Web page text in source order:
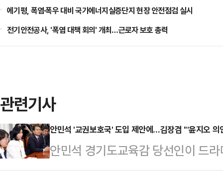
에기평, 폭염·폭우 대비 국가에너지실증단지 현장 안전점검 실시
전기안전공사, '폭염 대책 회의' 개최…근로자 보호 총력
관련기사
안민석 '교권보호국' 도입 제안에…김장겸 "'윤지오 의
안민석 경기도교육감 당선인이 드
육청에도 신설하는 방안을 제안하